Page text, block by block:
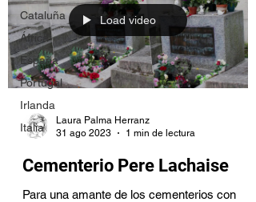
Cataluña
África
España
Portugal
Irlanda
Italia
Load video
Laura Palma Herranz
31 ago 2023
1 min de lectura
Cementerio Pere Lachaise
Para una amante de los cementerios con